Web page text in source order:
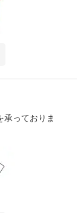
承っておりま